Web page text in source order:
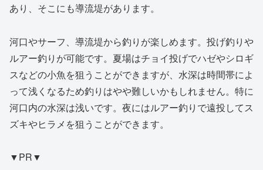
あり、そこにも導流堤があります。
河口やサーフ、導流堤から釣りが楽しめます。投げ釣りや
ルアー釣りが可能です。夏場はチョイ投げでハゼやシロギ
スなどの小魚を狙うことができますが、水深は時間帯によ
って浅くなるため釣りはやや難しいかもしれません。特に
河口内の水深は浅いです。夜にはルアー釣りで遠投してス
ズキやヒラメを狙うことができます。
▼PR▼